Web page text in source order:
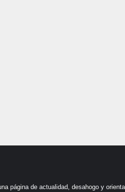
página de actualidad, desahogo y